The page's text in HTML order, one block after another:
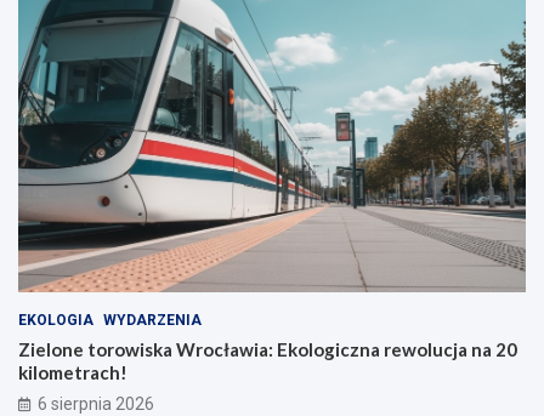
EKOLOGIA WYDARZENIA
Zielone torowiska Wrocławia: Ekologiczna rewolucja na 20
kilometrach!
6 sierpnia 2026